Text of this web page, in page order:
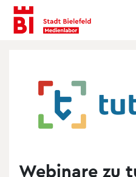
Inhalt
anspringen
Menü
anspringen
Webinare zu